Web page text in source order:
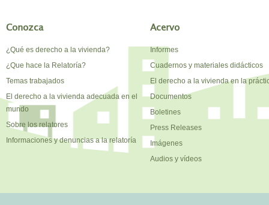
Conozca
¿Qué es derecho a la vivienda?
¿Que hace la Relatoría?
Temas trabajados
El derecho a la vivienda adecuada en el
mundo
Sobre los relatores
Informaciones y denuncias a la relatoría
Acervo
Informes
Cuadernos y materiales didácticos
El derecho a la vivienda en la
Documentos
Boletines
Press Releases
Imágenes
Audios y vídeos